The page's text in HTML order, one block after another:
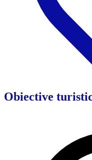
Obiective